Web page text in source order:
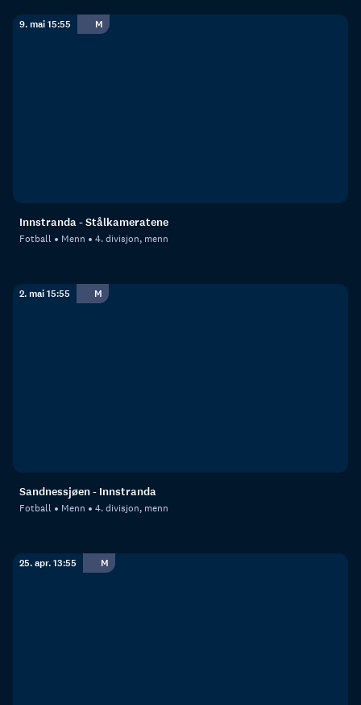
9. mai 15:55 M
Innstranda - Stålkameratene
Fotball Menn 4. divisjon, menn
2. mai 15:55 M
Sandnessjøen - Innstranda
Fotball Menn 4. divisjon, menn
25. apr. 13:55 M